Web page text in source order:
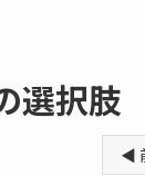
択肢
◀